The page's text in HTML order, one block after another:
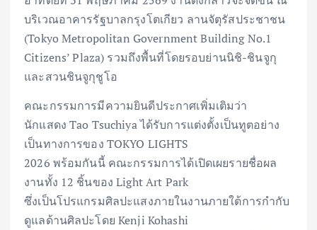
บริเวณอาคารรัฐบาลกรุงโตเกียว ลานจัตุรัสประชาชน
(Tokyo Metropolitan Government Building No.1
Citizens’ Plaza) รวมถึงพื้นที่โดยรอบย่านนิชิ-ชินจูกุ
และสวนชินจูกุชูโอ
คณะกรรมการมีความยินดีประกาศเพิ่มเติมว่า
นักแสดง Tao Tsuchiya ได้รับการแต่งตั้งเป็นทูตอย่าง
เป็นทางการของ TOKYO LIGHTS
2026 พร้อมกันนี้ คณะกรรมการได้เปิดเผยรายชื่อผล
งานทั้ง 12 ชิ้นของ Light Art Park
ซึ่งเป็นโปรแกรมศิลปะแสงภายในงานภายใต้การกำกับ
ดูแลด้านศิลปะโดย Kenji Kohashi